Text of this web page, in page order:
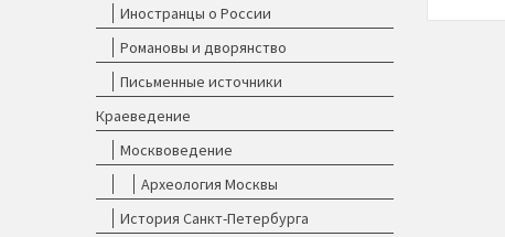
Иностранцы о России
Романовы и дворянство
Письменные источники
Краеведение
Москвоведение
Археология Москвы
История Санкт-Петербурга